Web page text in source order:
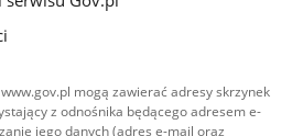
mogą zawierać adresy skrzynek
z odnośnika będącego adresem e-
jego danych (adres e-mail oraz